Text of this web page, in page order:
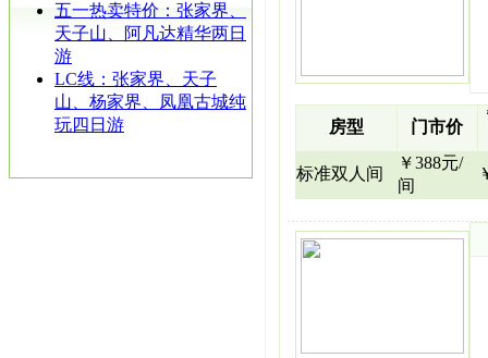
五一热卖特价：张家界、
天子山、阿凡达精华两日
游
LC线：张家界、天子
山、杨家界、凤凰古城纯
玩四日游
房型 门市价
标准双人间
￥388元/
间